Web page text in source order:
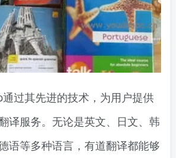
过其先进的技术，为用户提供
译服务。无论是英文、日文、韩
语等多种语言，有道翻译都能够